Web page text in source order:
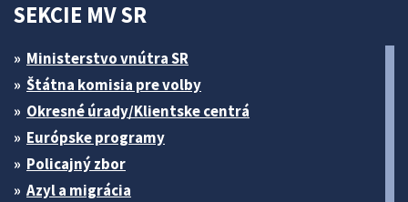
SEKCIE MV SR
Ministerstvo vnútra SR
Štátna komisia pre volby
Okresné úrady/Klientske centrá
Európske programy
Policajný zbor
Azyl a migrácia